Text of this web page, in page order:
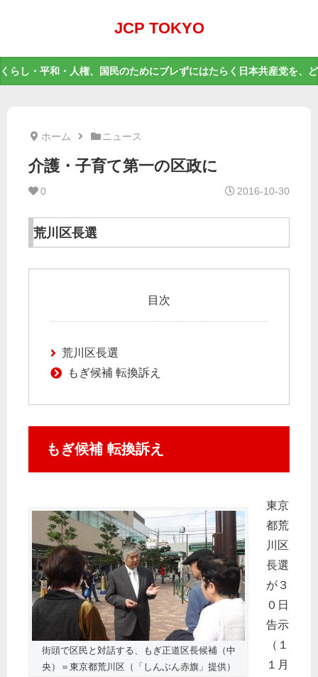
JCP TOKYO
くらし・平和・人権、国民のためにブレずにはたらく日本共産党を、
ホーム ニュース
介護・子育て第一の区政に
0 2016-10-30
荒川区長選
目次
荒川区長選
もぎ候補 転換訴え
もぎ候補 転換訴え
街頭で区民と対話する、もぎ正道区長候補（中
央）＝東京都荒川区（「しんぶん赤旗」提供）
東京
都荒
川区
長選
が３
０日
告示
（１
１月